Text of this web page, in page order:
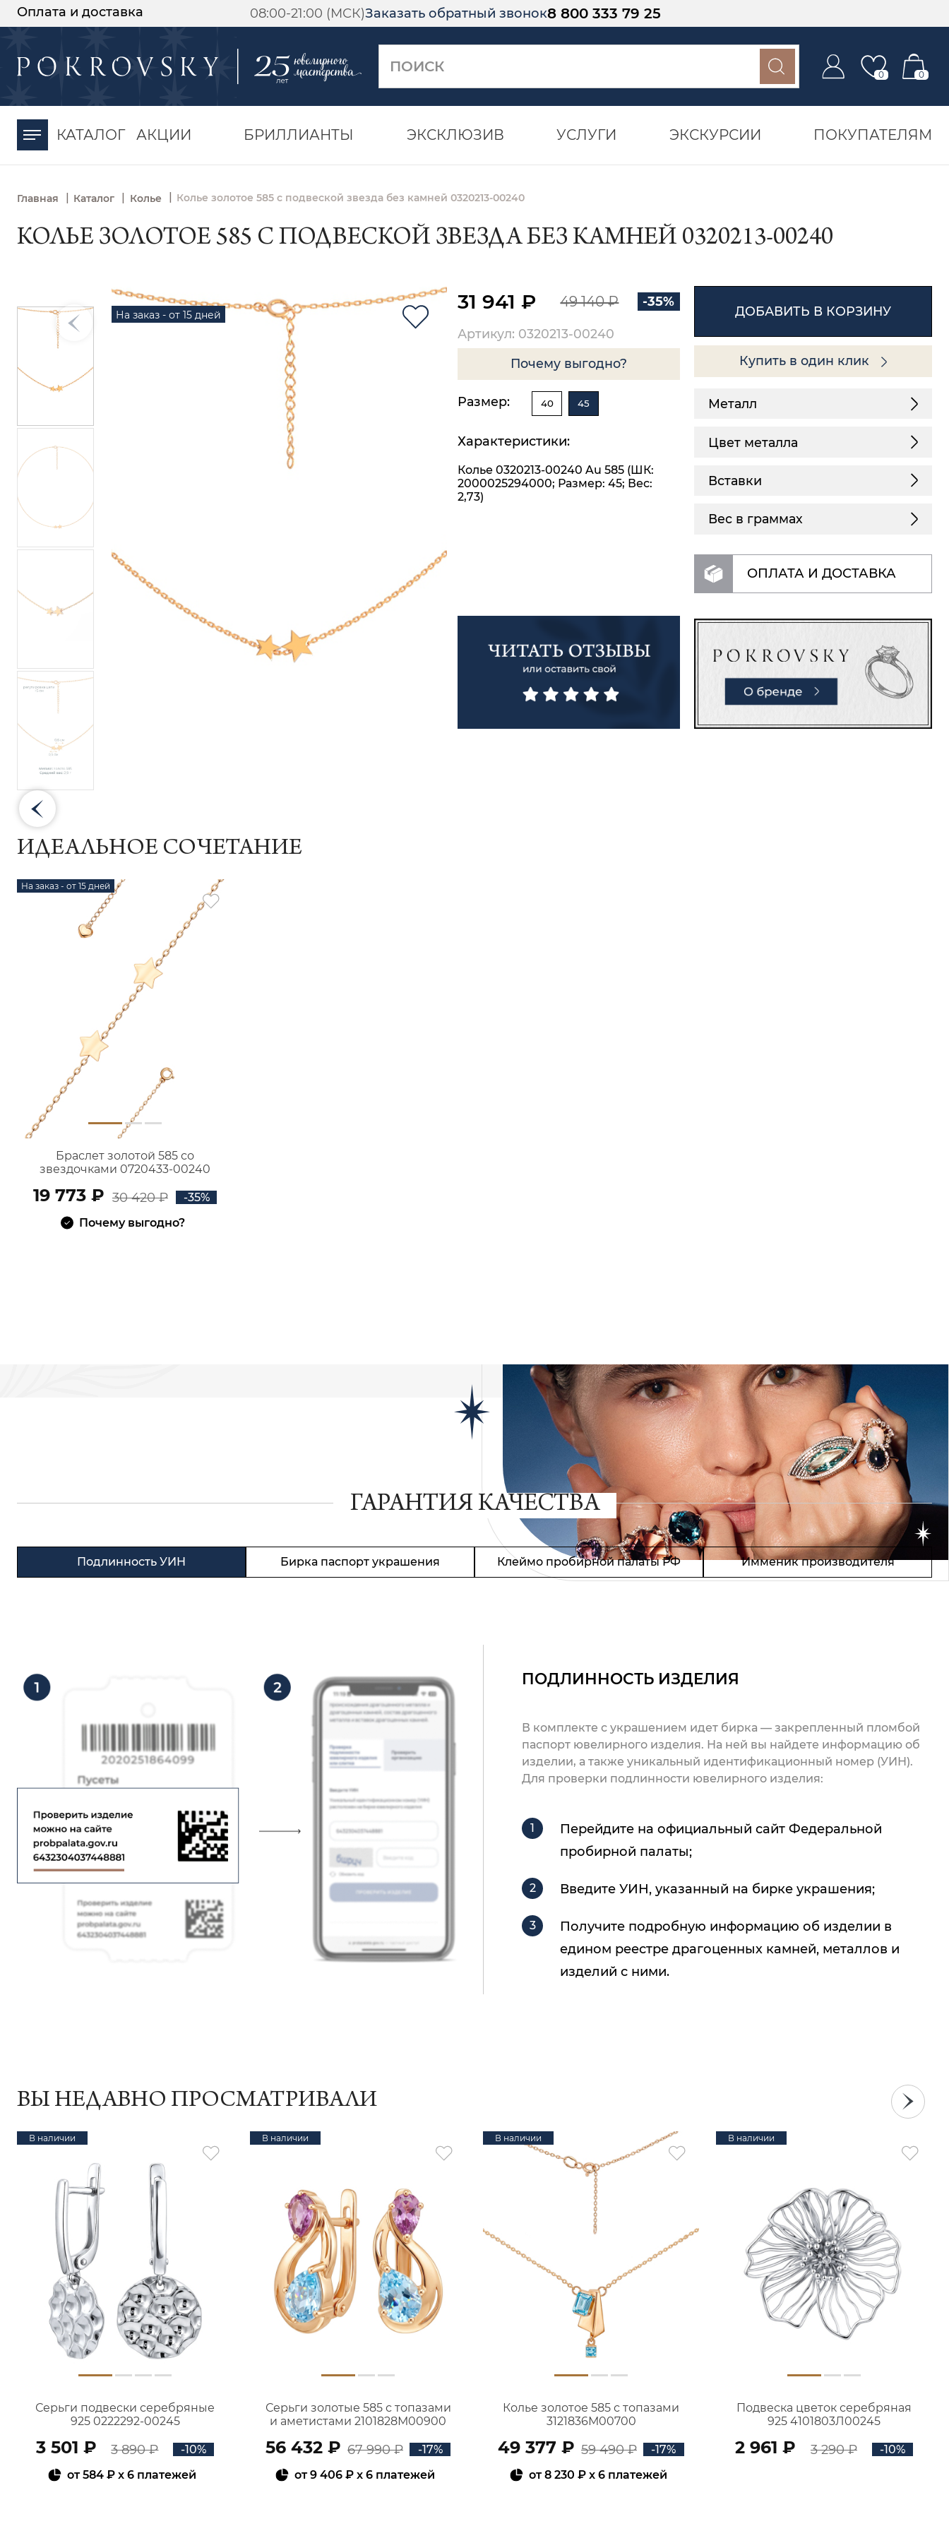
Оплата и доставка 08:00-21:00 (МСК)Заказать обратный звонок8 800 333 79 25
0 0
КАТАЛОГ АКЦИИ БРИЛЛИАНТЫ ЭКСКЛЮЗИВ УСЛУГИ ЭКСКУРСИИ ПОКУПАТЕЛЯМ
Главная | Каталог | Колье Колье золотое 585 с подвеской звезда без камней 0320213-00240
КОЛЬЕ ЗОЛОТОЕ 585 С ПОДВЕСКОЙ ЗВЕЗДА БЕЗ КАМНЕЙ 0320213-00240
На заказ - от 15 дней
31 941 ₽ 49 140 ₽ -35%
Артикул: 0320213-00240
Почему выгодно?
Размер: 40 45
Характеристики:
Колье 0320213-00240 Au 585 (ШК:
2000025294000; Размер: 45; Вес:
2,73)
ДОБАВИТЬ В КОРЗИНУ
Купить в один клик
Металл
Цвет металла
Вставки
Вес в граммах
ОПЛАТА И ДОСТАВКА
ИДЕАЛЬНОЕ СОЧЕТАНИЕ
На заказ - от 15 дней
Браслет золотой 585 со
звездочками 0720433-00240
19 773 ₽ 30 420 ₽
-35%
Почему выгодно?
ГАРАНТИЯ КАЧЕСТВА
Подлинность УИН Бирка паспорт украшения Клеймо пробирной палаты РФ Имменик производителя
ПОДЛИННОСТЬ ИЗДЕЛИЯ
В комплекте с украшением идет бирка — закрепленный пломбой
паспорт ювелирного изделия. На ней вы найдете информацию об
изделии, а также уникальный идентификационный номер (УИН).
Для проверки подлинности ювелирного изделия:
Перейдите на официальный сайт Федеральной
пробирной палаты;
Введите УИН, указанный на бирке украшения;
Получите подробную информацию об изделии в
едином реестре драгоценных камней, металлов и
изделий с ними.
ВЫ НЕДАВНО ПРОСМАТРИВАЛИ
В наличии
Серьги подвески серебряные
925 0222292-00245
3 501 ₽ 3 890 ₽
-10%
от584 ₽ x 6 платежей
В наличии
Серьги золотые 585 с топазами
и аметистами 2101828М00900
56 432 ₽ 67 990 ₽
-17%
от9 406 ₽ x 6 платежей
В наличии
Колье золотое 585 с топазами
3121836М00700
49 377 ₽ 59 490 ₽
-17%
от8 230 ₽x 6 платежей
В наличии
Подвеска цветок серебряная
925 4101803Л00245
2 961 ₽ 3 290 ₽ -10%
-30%
момента оплаты